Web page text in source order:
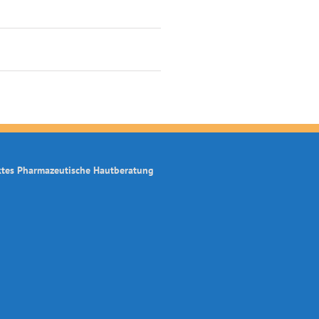
Pharmazeutische Hautberatung